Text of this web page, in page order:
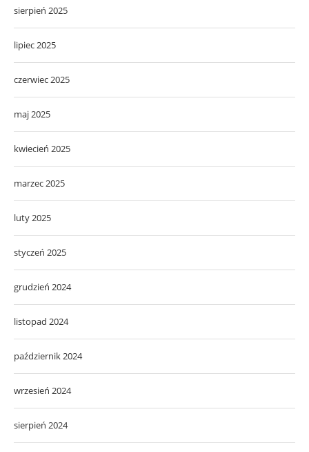
sierpień 2025
lipiec 2025
czerwiec 2025
maj 2025
kwiecień 2025
marzec 2025
luty 2025
styczeń 2025
grudzień 2024
listopad 2024
październik 2024
wrzesień 2024
sierpień 2024